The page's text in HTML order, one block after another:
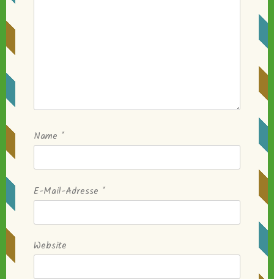
Name *
E-Mail-Adresse *
Website